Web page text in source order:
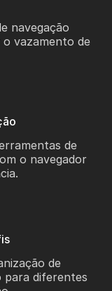
navegação
o vazamento de
de
o navegador
de
para diferentes